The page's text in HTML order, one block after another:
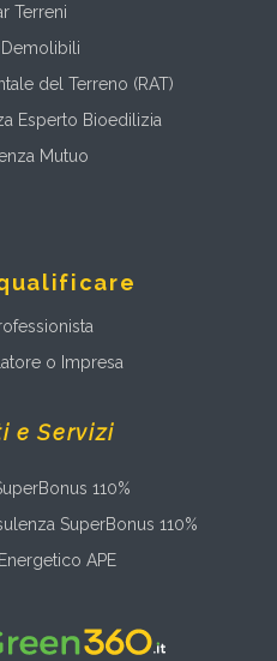
Terreni
Demolibili
del Terreno (RAT)
Esperto Bioedilizia
Mutuo
o Impresa
e Servizi
110%
SuperBonus 110%
APE